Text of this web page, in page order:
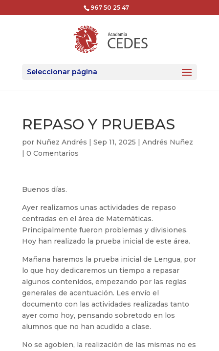
967 50 25 47
Seleccionar página
REPASO Y PRUEBAS
por Nuñez Andrés | Sep 11, 2025 | Andrés Nuñez
| 0 Comentarios
Buenos días.
Ayer realizamos unas actividades de repaso
centradas en el área de Matemáticas.
Principalmente fueron problemas y divisiones.
Hoy han realizado la prueba inicial de este área.
Mañana haremos la prueba inicial de Lengua, por
lo que hoy dedicaremos un tiempo a repasar
algunos contenidos, empezando por las reglas
generales de acentuación. Les envío el
documento con las actividades realizadas tanto
ayer como hoy, pensando sobretodo en los
alumnos que no han acudido a clase.
No se agobien, la realización de las mismas no es